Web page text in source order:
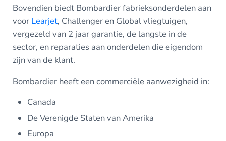
Bovendien biedt Bombardier fabrieksonderdelen aan
voor Learjet, Challenger en Global vliegtuigen,
vergezeld van 2 jaar garantie, de langste in de
sector, en reparaties aan onderdelen die eigendom
zijn van de klant.
Bombardier heeft een commerciële aanwezigheid in:
Canada
De Verenigde Staten van Amerika
Europa